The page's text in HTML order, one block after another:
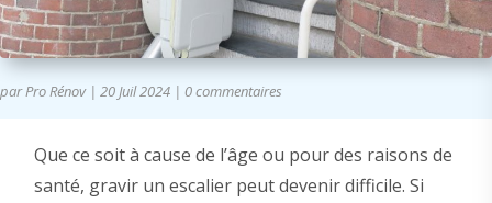
parPro Rénov| 20 Juil 2024 | 0 commentaires
Que ce soit à cause de l’âge ou pour des raisons de
santé, gravir un escalier peut devenir difficile. Si